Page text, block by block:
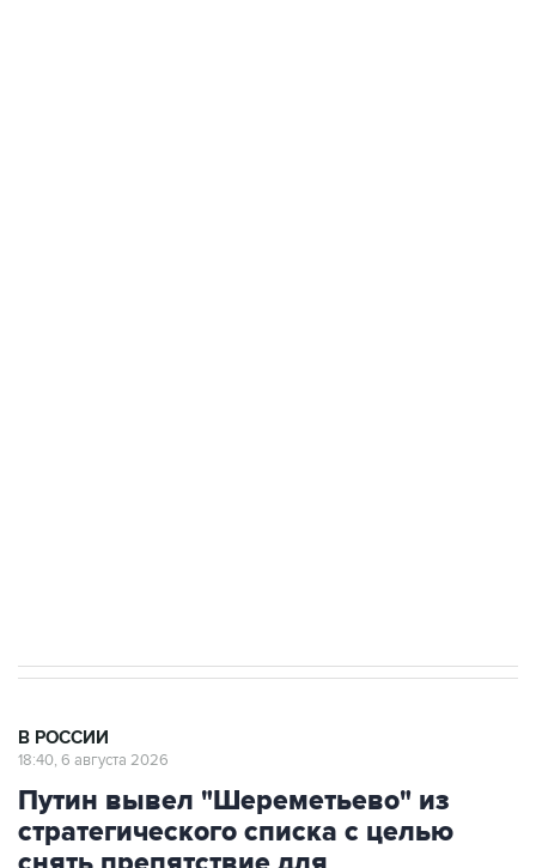
В РОССИИ
18:40, 6 августа 2026
Путин вывел "Шереметьево" из
стратегического списка с целью